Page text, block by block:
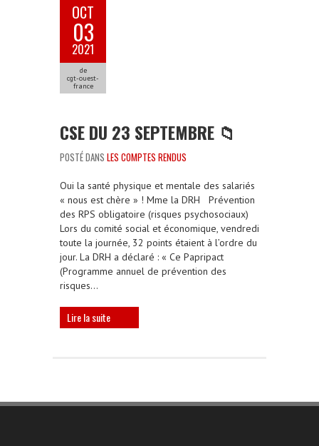
OCT
03
2021
de
cgt-ouest-
france
CSE DU 23 SEPTEMBRE 📁
POSTÉ DANS LES COMPTES RENDUS
Oui la santé physique et mentale des salariés
« nous est chère » ! Mme la DRH Prévention
des RPS obligatoire (risques psychosociaux)
Lors du comité social et économique, vendredi
toute la journée, 32 points étaient à l’ordre du
jour. La DRH a déclaré : « Ce Papripact
(Programme annuel de prévention des
risques…
Lire la suite